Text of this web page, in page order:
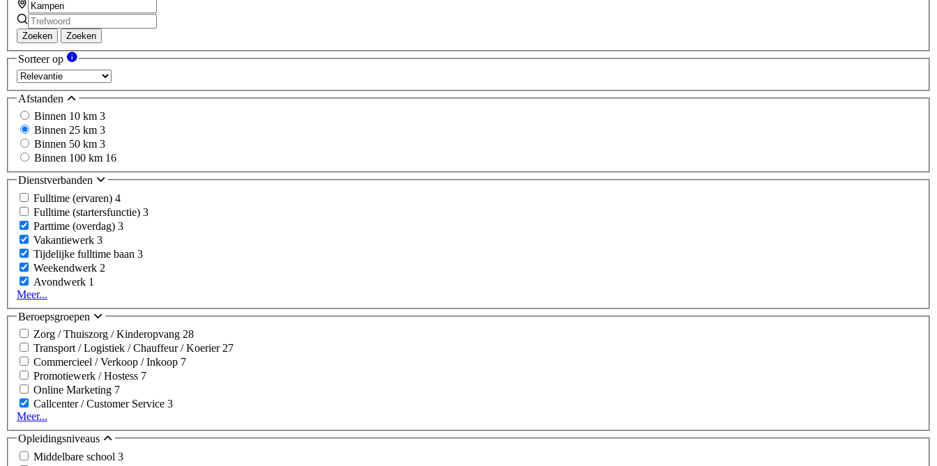
Zoeken Zoeken
Sorteer op
Afstanden
Binnen 10 km 3
Binnen 25 km 3
Binnen 50 km 3
Binnen 100 km 16
Dienstverbanden
Fulltime (ervaren) 4
Fulltime (startersfunctie) 3
Parttime (overdag) 3
Vakantiewerk 3
Tijdelijke fulltime baan 3
Weekendwerk 2
Avondwerk 1
Meer...
Beroepsgroepen
Zorg / Thuiszorg / Kinderopvang 28
Transport / Logistiek / Chauffeur / Koerier27
Commercieel / Verkoop / Inkoop 7
Promotiewerk / Hostess 7
Online Marketing 7
Callcenter / Customer Service 3
Meer...
Opleidingsniveaus
Middelbare school 3